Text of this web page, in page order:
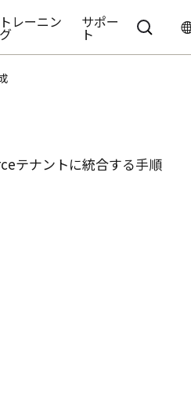
トレーニン
グ
サポー
ト
テナントに統合する手順